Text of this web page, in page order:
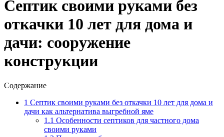
Септик своими руками без
откачки 10 лет для дома и
дачи: сооружение
конструкции
Содержание
1 Септик своими руками без откачки 10 лет для дома и
дачи как альтернатива выгребной яме
1.1 Особенности септиков для частного дома
своими руками